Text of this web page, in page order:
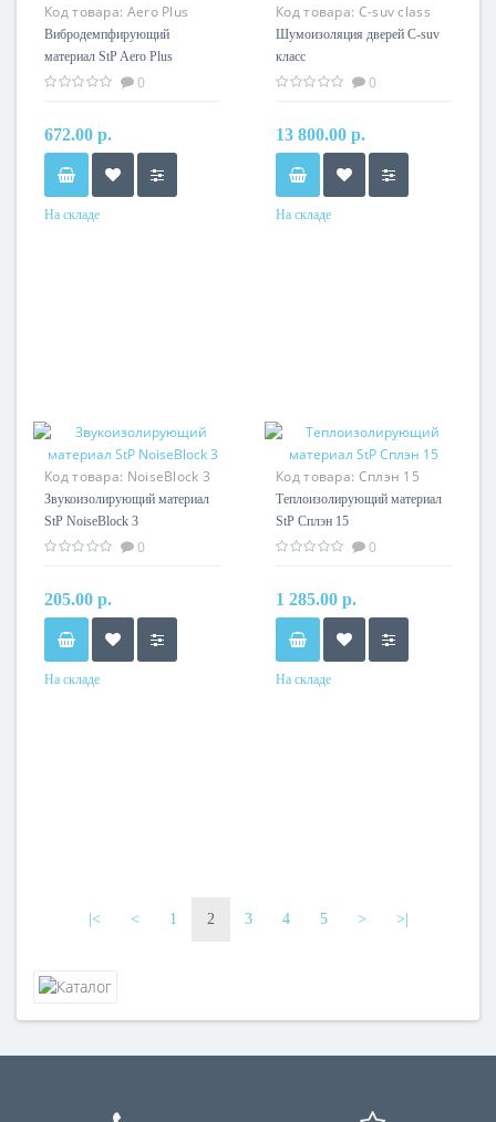
Код товара: Aero Plus
Вибродемпфирующий
материал StP Aero Plus
0
672.00 р.
На складе
Код товара: C-suv class
двери
Шумоизоляция дверей C-suv
класс
0
13 800.00 р.
На складе
Код товара: NoiseBlock 3
Звукоизолирующий материал
StP NoiseBlock 3
0
205.00 р.
На складе
Код товара: Сплэн 15
Теплоизолирующий материал
StP Сплэн 15
0
1 285.00 р.
На складе
|< < 1 2 3 4 5 > >|